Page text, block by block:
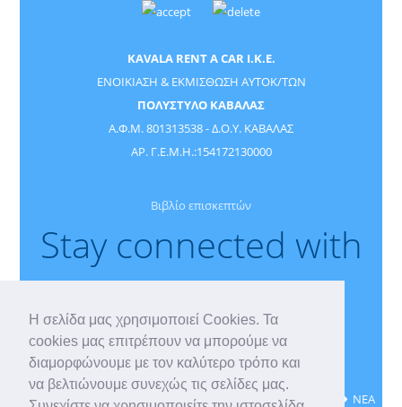
Η σελίδα μας χρησιμοποιεί Cookies. Τα
cookies μας επιτρέπουν να μπορούμε να
διαμορφώνουμε με τον καλύτερο τρόπο και
να βελτιώνουμε συνεχώς τις σελίδες μας.
KAVALA RENT A CAR I.K.E.
ΕΝΟΙΚΙΑΣΗ & ΕΚΜΙΣΘΩΣΗ ΑΥΤΟΚ/ΤΩΝ
ΠΟΛΥΣΤΥΛΟ ΚΑΒΑΛΑΣ
Α.Φ.Μ. 801313538 - Δ.Ο.Υ. ΚΑΒΑΛΑΣ
ΑΡ. Γ.Ε.Μ.Η.:154172130000
Βιβλίο επισκεπτών
Stay connected with
us
ΕΠΙΚΟΙΝΩΝΙΑ ΚΡΑΤΗΣΗ ΒΙΒΛΙΟ ΕΠΙΣΚΕΠΤΩΝ ΝΕΑ